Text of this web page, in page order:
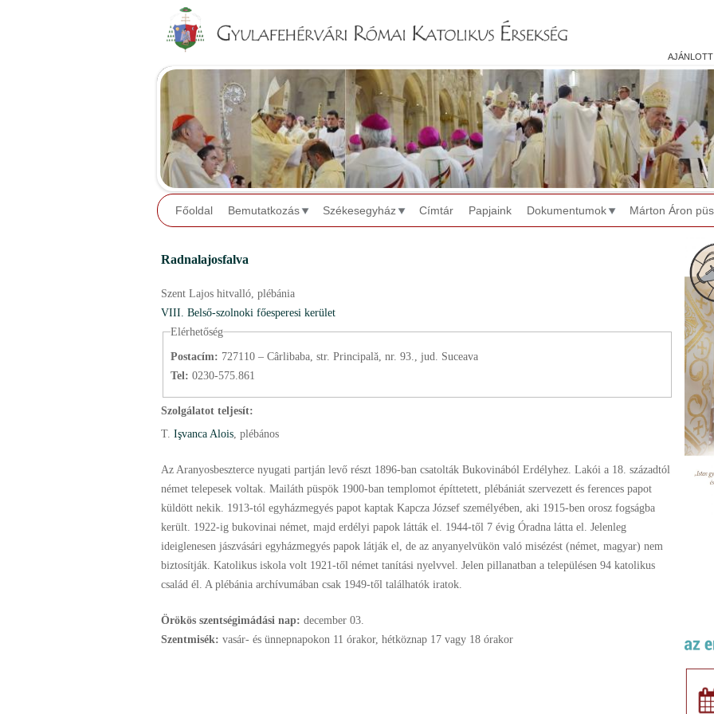
ajánlott
Főoldal Bemutatkozás Székesegyház Címtár Papjaink Dokumentumok Márton Áron
Radnalajosfalva
Szent Lajos hitvalló, plébánia
VIII. Belső-szolnoki főesperesi kerület
Elérhetőség
Postacím: 727110 – Cârlibaba, str. Principală, nr. 93., jud. Suceava
Tel: 0230-575.861
Szolgálatot teljesít:
T. Işvanca Alois , plébános
Az Aranyosbeszterce nyugati partján levő részt 1896-ban csatolták Bukovinából Erdélyhez. Lakói a 18. századtól
német telepesek voltak. Mailáth püspök 1900-ban templomot építtetett, plébániát szervezett és ferences papot
küldött nekik. 1913-tól egyházmegyés papot kaptak Kapcza József személyében, aki 1915-ben orosz fogságba
került. 1922-ig bukovinai német, majd erdélyi papok látták el. 1944-től 7 évig Óradna látta el. Jelenleg
ideiglenesen jászvásári egyházmegyés papok látják el, de az anyanyelvükön való misézést (német, magyar) nem
biztosítják. Katolikus iskola volt 1921-től német tanítási nyelvvel. Jelen pillanatban a településen 94 katolikus
család él. A plébánia archívumában csak 1949-től találhatók iratok.
Örökös szentségimádási nap: december 03.
Szentmisék: vasár- és ünnepnapokon 11 órakor, hétköznap 17 vagy 18 órakor